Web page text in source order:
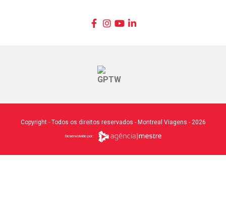
Copyright - Todos os direitos reservados - Montreal Viagens - 2026
Desenvolvido por: